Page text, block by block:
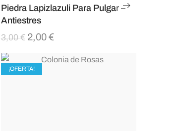
Piedra Lapizlazuli Para Pulgar –
Antiestres
3,00€ 2,00€
¡OFERTA!